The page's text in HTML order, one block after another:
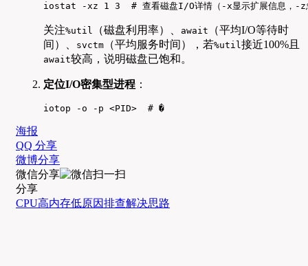
iostat -xz 1 3  # 查看磁盘I/O详情（-x显示扩展信息，-z
关注%util （磁盘利用率）、 await
（平均I/O等待时
间）、
svctm （平均服务时间），若%util接近100%且
await较高，说明磁盘已饱和。
定位I/O密集型进程 ：
iotop -o -p <PID>  # �
海报
QQ 分享
微博分享
微信分享
分享
CPU高内存低原因排查解决思路